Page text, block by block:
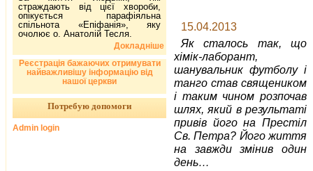
15.04.2013
Як сталось так, що
хімік-лаборант,
шанувальник футболу і
танго став священиком
і таким чином розпочав
шлях, який в результаті
привів його на Престіл
Св. Петра? Його життя
на завжди змінив один
день…
страждають від цієї хвороби,
опікується парафіяльна
спільнота «Епіфанія», яку
очолює о. Анатолій Тесля.
Докладніше
Реєстрація бажаючих отримувати
найважливішу інформацію від
нашої церкви
Потребую допомоги
Admin login